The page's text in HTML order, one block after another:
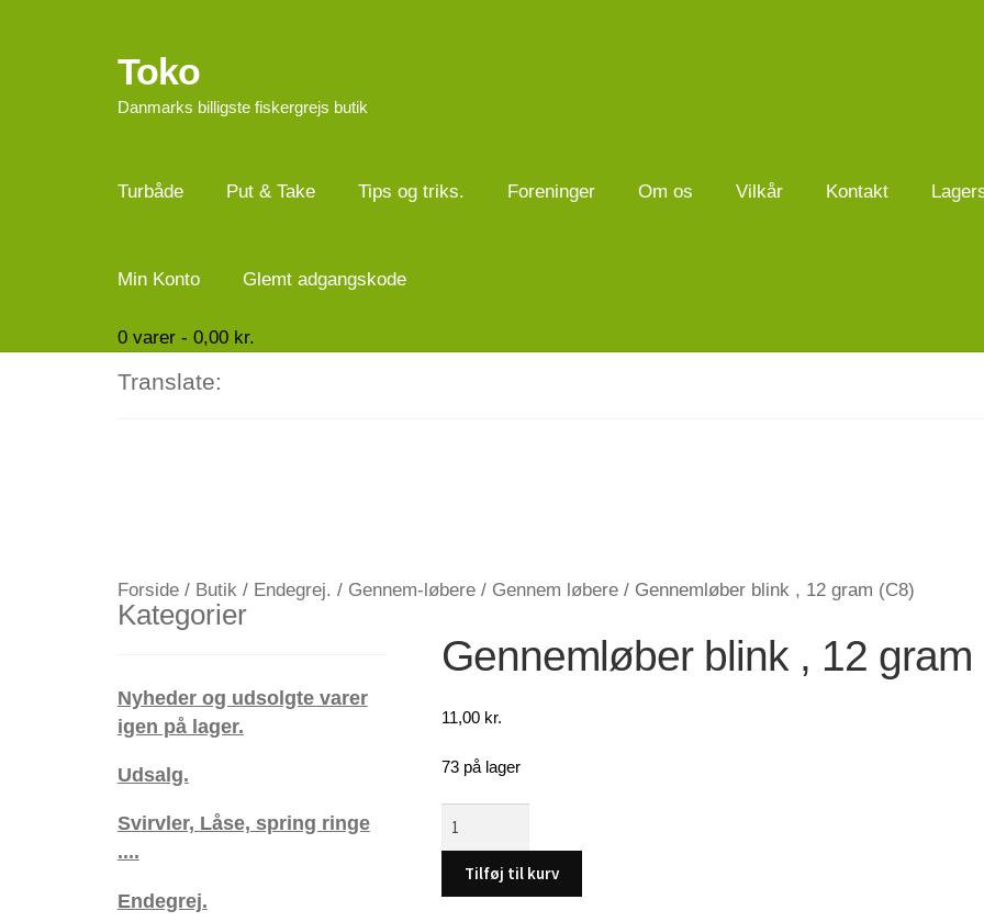
Spring
til
navigation
Spring
til
indhold
Toko
Danmarks billigste fiskergrejs butik
Turbåde Put & Take Tips og triks. Foreninger Om os Vilkår Kontakt
Min Konto Glemt adgangskode
0varer - 0,00 kr.
Translate:
Forside/ Butik / Endegrej. / Gennem-løbere/ Gennem løbere/ Gennemløber blink , 12 gram (C8)
Gennemløber blink , 12 gram
11,00 kr.
73 på lager
12
Tilføj til kurv
Kategorier
Nyheder og udsolgte varer
igen på lager.
Udsalg.
Svirvler, Låse, spring ringe
....
Endegrej.